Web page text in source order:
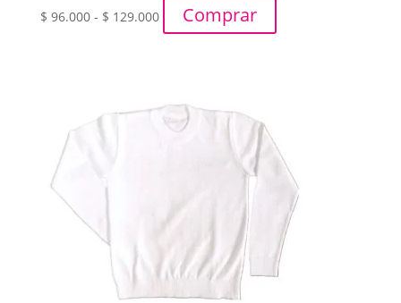
$ 96.000 - $ 129.000Rango
de
hasta
$ 129.000
Comprar